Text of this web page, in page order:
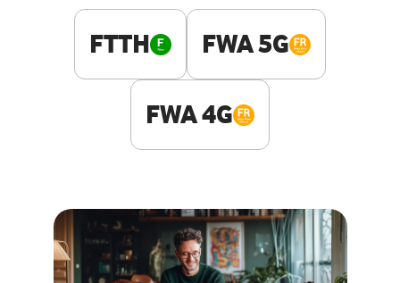
FTTH FWA 5G
FWA 4G